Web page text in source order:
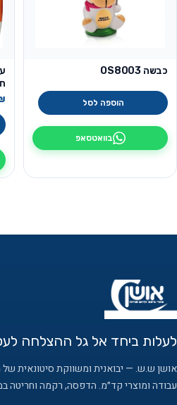
כבשה OS8003
הוספה לסל
בוואטסאפ
לעלות ביחד אל גל ההצלחה
אושן ש.ש. — יבואנית ומשווקת סיטונאית של
עבודה ומוצרי קד״מ. הדפסה, רקמה וחריטה